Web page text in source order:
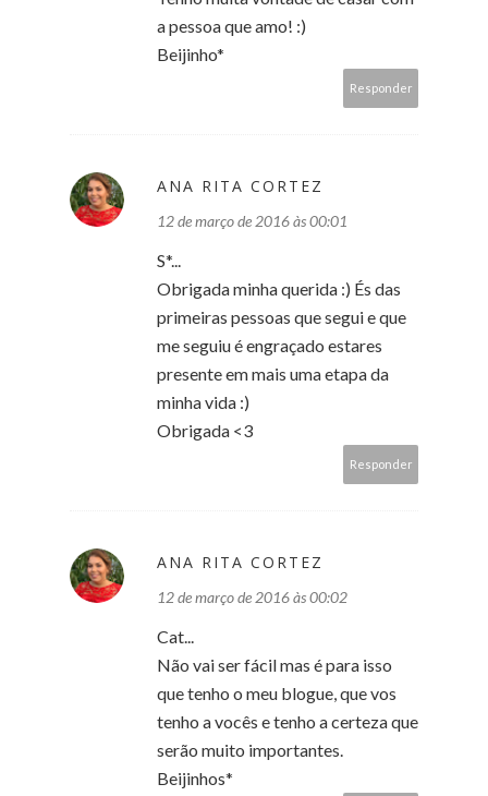
a pessoa que amo! :)
Beijinho*
Responder
ANA RITA CORTEZ
12 de março de 2016 às 00:01
S*...
Obrigada minha querida :) És das
primeiras pessoas que segui e que
me seguiu é engraçado estares
presente em mais uma etapa da
minha vida :)
Obrigada <3
Responder
ANA RITA CORTEZ
12 de março de 2016 às 00:02
Cat...
Não vai ser fácil mas é para isso
que tenho o meu blogue, que vos
tenho a vocês e tenho a certeza que
serão muito importantes.
Beijinhos*